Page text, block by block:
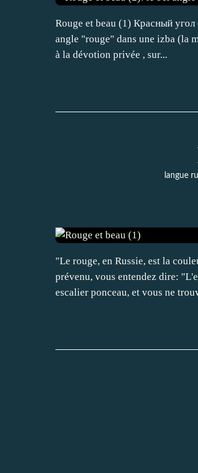
Rouge et beau (1) Красный
angle "rouge" dans une izba (la
à la dévotion privée , sur...
langue
"Le rouge, en Russie, est la
prévenu, vous entendez dire:
escalier ponceau, et vous ne